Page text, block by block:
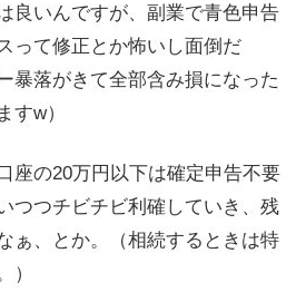
良いんですが、副業で青色申告
って修正とか怖いし面倒だ
暴落がきて全部含み損になった
すw）
座の20万円以下は確定申告不要
つつチビチビ利確していき、残
ぁ、とか。（相続するときは特
）